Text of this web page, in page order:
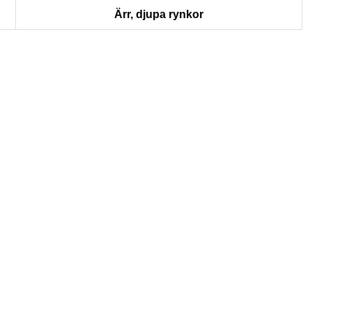
Ärr, djupa rynkor